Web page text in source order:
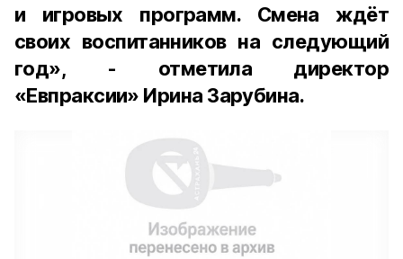
и игровых программ. Смена ждёт
своих воспитанников на следующий
год», - отметила директор
«Евпраксии» Ирина Зарубина.